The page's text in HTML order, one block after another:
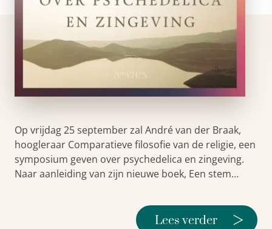
Op vrijdag 25 september zal André van der Braak,
hoogleraar Comparatieve filosofie van de religie, een
symposium geven over psychedelica en zingeving.
Naar aanleiding van zijn nieuwe boek, Een stem…
Lees verder >